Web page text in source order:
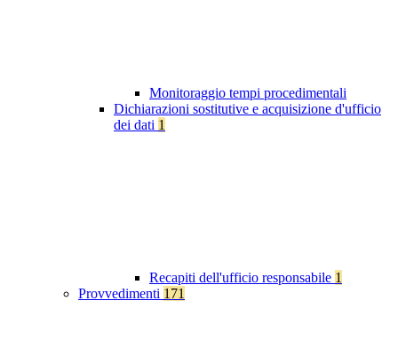
Monitoraggio tempi procedimentali
Dichiarazioni sostitutive e acquisizione d'ufficio
dei dati 1
Recapiti dell'ufficio responsabile 1
Provvedimenti 171